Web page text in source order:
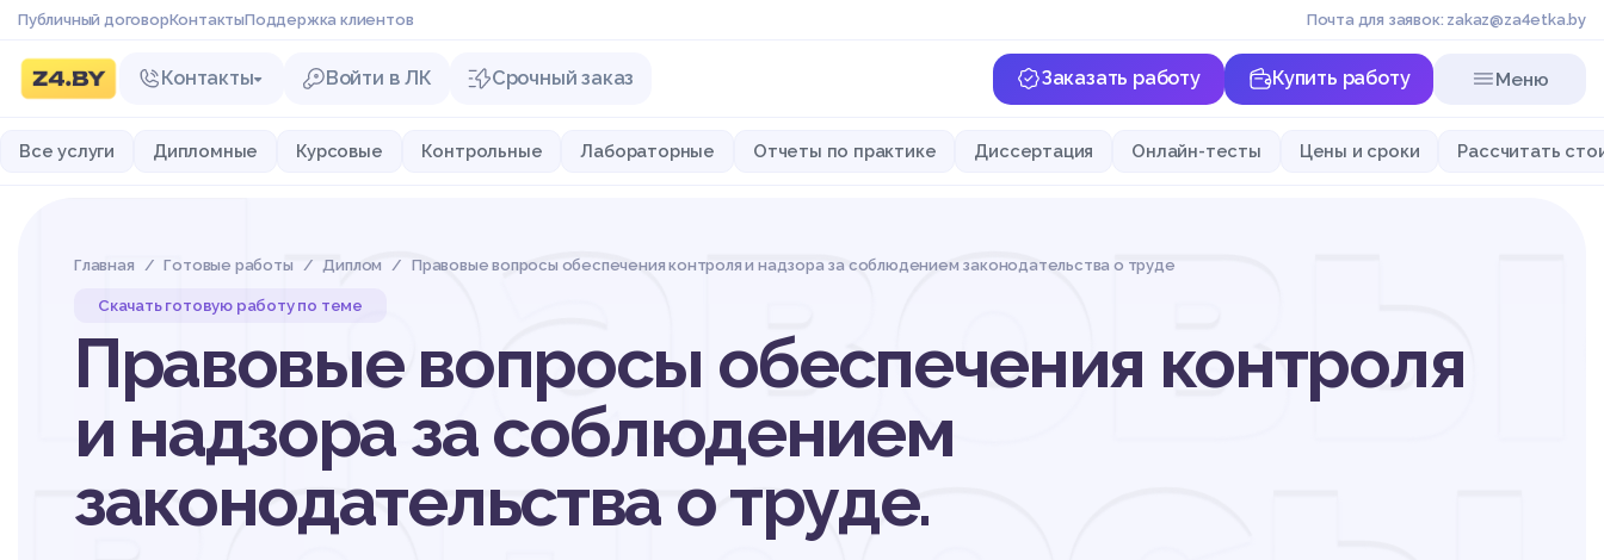
Публичный договорКонтактыПоддержка клиентов Почта для заявок: zakaz@za4etka.by
Контакты Войти в ЛК Срочный заказ Заказать работу Купить работу Меню
Все услуги Дипломные Курсовые Контрольные Лабораторные Отчеты по практике Диссертация Онлайн-тесты Цены и сроки Рассчитать
Главная Готовые работы Диплом Правовые вопросы обеспечения контроля и надзора за соблюдением законодательства о труде
Скачать готовую работу по теме
Правовые вопросы обеспечения контроля
и надзора за соблюдением
законодательства о труде.